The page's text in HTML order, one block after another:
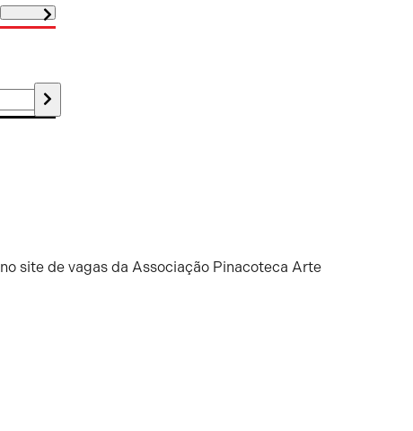
site de vagas da Associação Pinacoteca Arte